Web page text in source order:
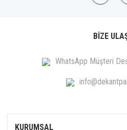
BİZE
WhatsApp Müşteri
KURUMSAL